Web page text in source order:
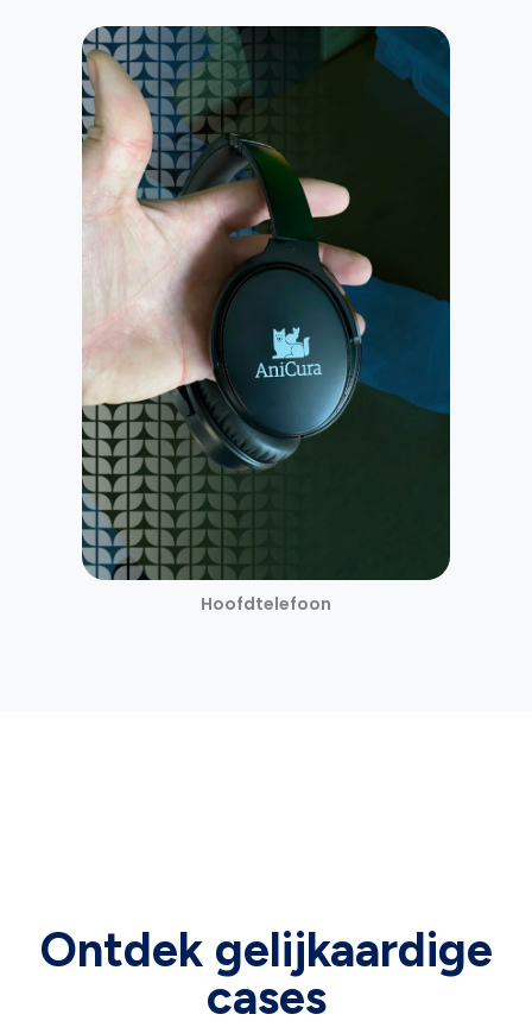
Hoofdtelefoon
Ontdek gelijkaardige
cases